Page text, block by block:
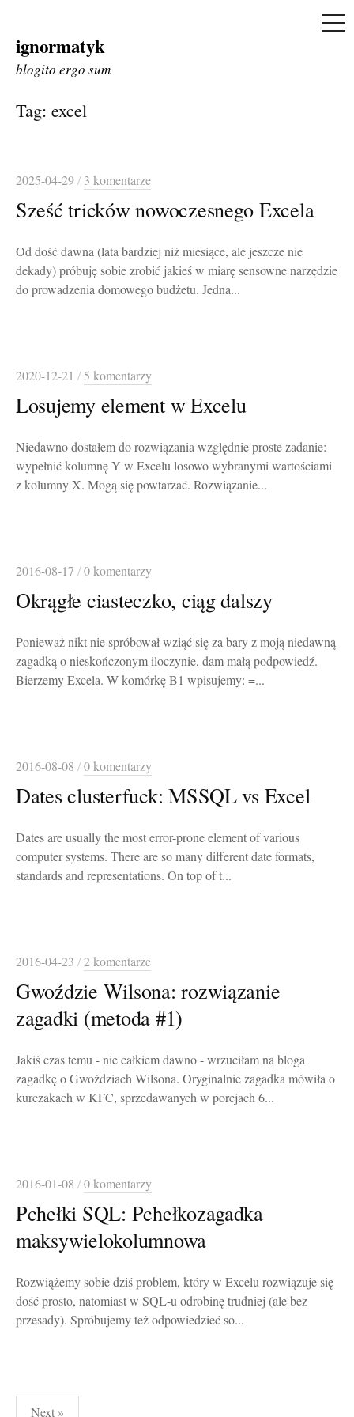
Skip
to
ignormatyk
blogito ergo sum
Tag: excel
2025-04-29/ 3 komentarze
Sześć tricków nowoczesnego Excela
Od dość dawna (lata bardziej niż miesiące, ale jeszcze nie
dekady) próbuję sobie zrobić jakieś w miarę sensowne narzędzie
do prowadzenia domowego budżetu. Jedna...
2020-12-21 /5 komentarzy
Losujemy element w Excelu
Niedawno dostałem do rozwiązania względnie proste zadanie:
wypełnić kolumnę Y w Excelu losowo wybranymi wartościami
z kolumny X. Mogą się powtarzać. Rozwiązanie...
2016-08-17 /0 komentarzy
Okrągłe ciasteczko, ciąg dalszy
Ponieważ nikt nie spróbował wziąć się za bary z moją niedawną
zagadką o nieskończonym iloczynie, dam małą podpowiedź.
Bierzemy Excela. W komórkę B1 wpisujemy: =...
2016-08-08 /0 komentarzy
Dates clusterfuck: MSSQL vs Excel
Dates are usually the most error-prone element of various
computer systems. There are so many different date formats,
standards and representations. On top of t...
2016-04-23 /2 komentarze
Gwoździe Wilsona: rozwiązanie
zagadki (metoda #1)
Jakiś czas temu - nie całkiem dawno - wrzuciłam na bloga
zagadkę o Gwoździach Wilsona. Oryginalnie zagadka mówiła o
kurczakach w KFC, sprzedawanych w porcjach 6...
2016-01-08 /0 komentarzy
Pchełki SQL: Pchełkozagadka
maksywielokolumnowa
Rozwiążemy sobie dziś problem, który w Excelu rozwiązuje się
dość prosto, natomiast w SQL-u odrobinę trudniej (ale bez
przesady). Spróbujemy też odpowiedzieć so...
Stronicowanie
Next »